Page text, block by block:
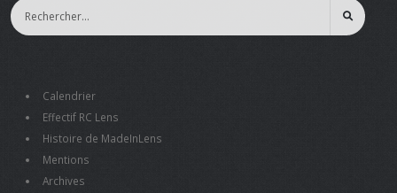
Calendrier
Effectif RC Lens
Histoire de MadeInLens
Mentions
Archives